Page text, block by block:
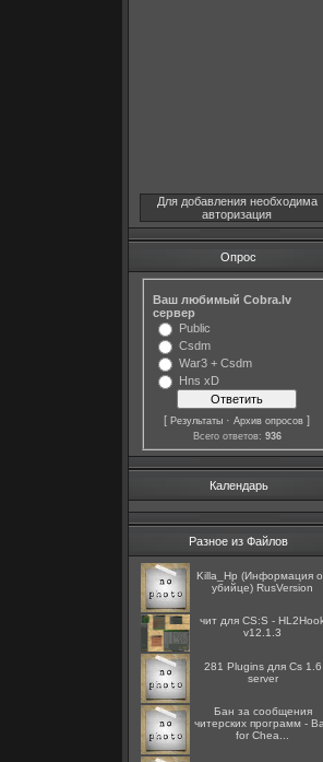
Для добавления необходима
авторизация
Опрос
Ваш любимый Cobra.lv
сервер
Public
Csdm
War3 + Csdm
Hns xD
[ Результаты · Архив опросов ]
Всего ответов: 936
Календарь
Разное из Файлов
Killa_Hp (Информация
убийце) RusVersion
чит для CS:S -
v12.1.3
281 Plugins для Cs 1.6
server
Бан за сообщения
читерских программ -
for Chea...